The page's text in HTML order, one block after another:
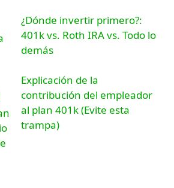
¿Dónde invertir primero?:
401k vs. Roth IRA vs. Todo lo
demás
Explicación de la
contribución del empleador
al plan 401k (Evite esta
trampa)